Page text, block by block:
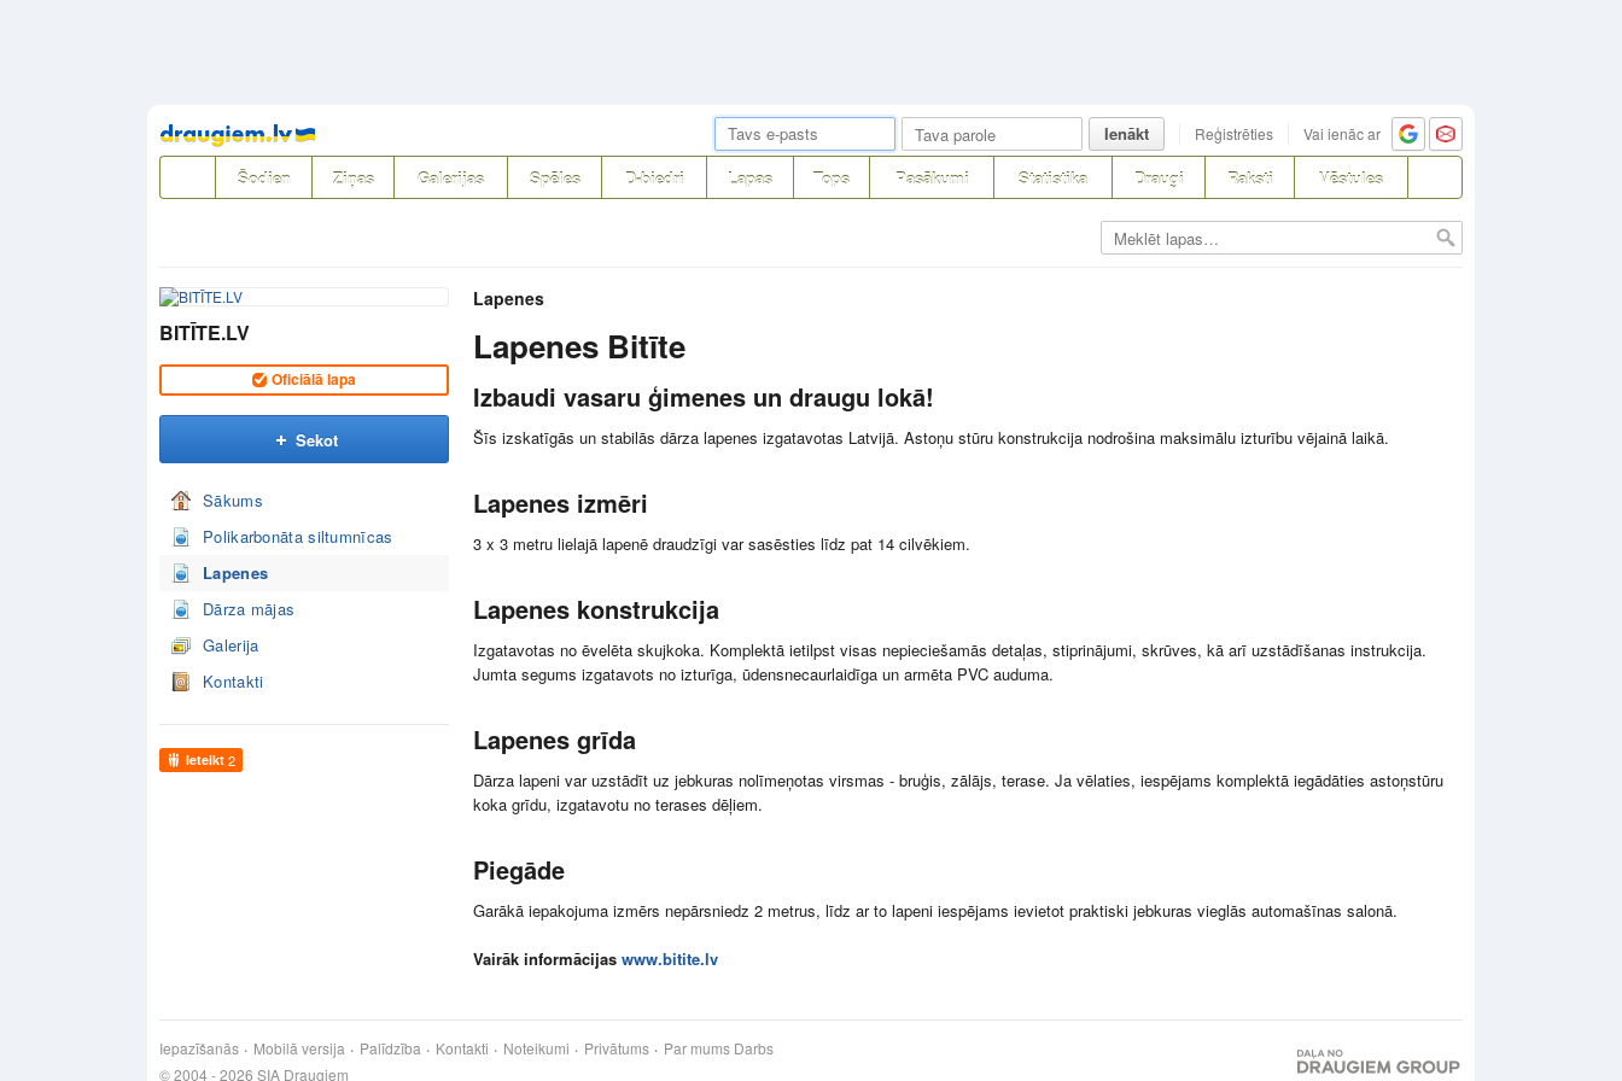
Pāriet
uz
saturu
Ienākt Reģistrēties Vai ienāc ar
Šodien Ziņas Galerijas Spēles D-biedri Lapas Tops Pasākumi Statistika Draugi Raksti Vēstules
BITĪTE.LV
Oficiālā lapa
Sekot
Sākums
Polikarbonāta siltumnīcas
Lapenes
Dārza mājas
Galerija
Kontakti
Ieteikt 2
Lapenes
Lapenes Bitīte
Izbaudi vasaru ģimenes un draugu lokā!
Šīs izskatīgās un stabilās dārza lapenes izgatavotas Latvijā. Astoņu stūru konstrukcija nodrošina maksimālu izturību vējainā laikā.
Lapenes izmēri
3 x 3 metru lielajā lapenē draudzīgi var sasēsties līdz pat 14 cilvēkiem.
Lapenes konstrukcija
Izgatavotas no ēvelēta skujkoka. Komplektā ietilpst visas nepieciešamās detaļas, stiprinājumi, skrūves, kā arī uzstādīšanas instrukcija.
Jumta segums izgatavots no izturīga, ūdensnecaurlaidīga un armēta PVC auduma.
Lapenes grīda
Dārza lapeni var uzstādīt uz jebkuras nolīmeņotas virsmas - bruģis, zālājs, terase. Ja vēlaties, iespējams komplektā iegādāties astoņstūru
koka grīdu, izgatavotu no terases dēļiem.
Piegāde
Garākā iepakojuma izmērs nepārsniedz 2 metrus, līdz ar to lapeni iespējams ievietot praktiski jebkuras vieglās automašīnas salonā.
Vairāk informācijas www.bitite.lv
Iepazīšanās Mobilā versija Palīdzība Kontakti Noteikumi Privātums Par mums Darbs
© 2004 - 2026 SIA Draugiem